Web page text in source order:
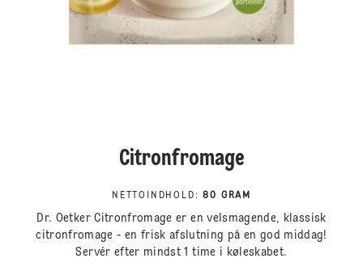
Citronfromage
NETTOINDHOLD : 80 GRAM
Dr. Oetker Citronfromage er en velsmagende, klassisk
citronfromage - en frisk afslutning på en god middag!
Servér efter mindst 1 time i køleskabet.